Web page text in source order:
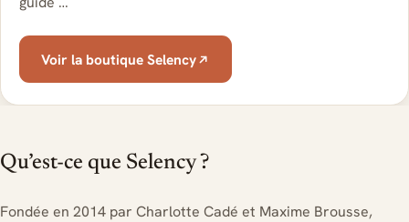
Voir la boutique Selency
Qu’est-ce que Selency ?
Fondée en 2014 par Charlotte Cadé et Maxime Brousse,